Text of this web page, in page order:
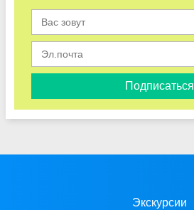
Подписаться
Экскурсии